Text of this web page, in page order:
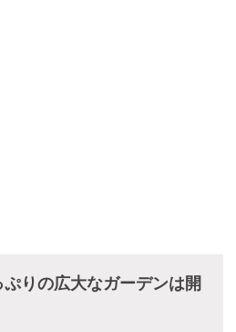
りの広大なガーデンは開